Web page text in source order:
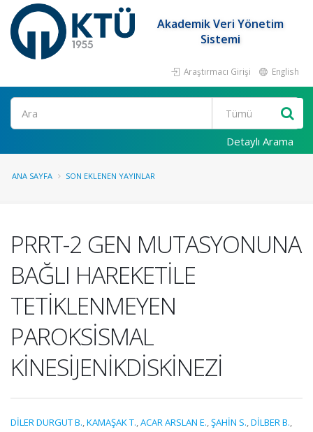
Akademik Veri Yönetim
Sistemi
Araştırmacı Girişi English
Ara
Detaylı Arama
ANA SAYFA SON EKLENEN YAYINLAR
PRRT-2 GEN MUTASYONUNA
BAĞLI HAREKETİLE
TETİKLENMEYEN
PAROKSİSMAL
KİNESİJENİKDİSKİNEZİ
DİLER DURGUT B.,KAMAŞAK T.,ACAR ARSLAN E.,ŞAHİN S.,DİLBER B.,